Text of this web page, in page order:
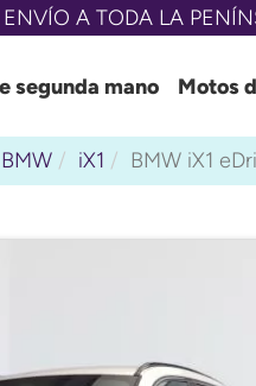
A TODA LA
segunda mano Motos
BMW iX1 BMW iX1